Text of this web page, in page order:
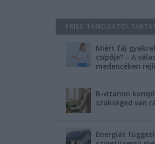
FRISS TÁMOGATÓI
Miért fáj
csípője? – A
medencében
B-vitamin
szükséged van
Energiát